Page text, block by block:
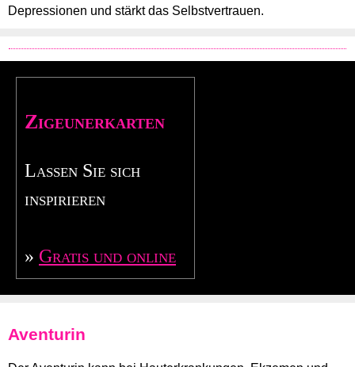
Depressionen und stärkt das Selbstvertrauen.
Zigeunerkarten
Lassen Sie sich
inspirieren
» Gratis und online
Aventurin